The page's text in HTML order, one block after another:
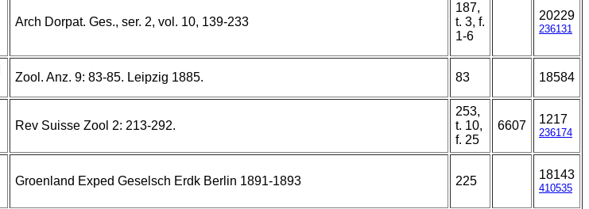
Arch Dorpat. Ges., ser. 2, vol. 10, 139-233
187,
t. 3, f.
1-6
20229
236131
Zool. Anz. 9: 83-85. Leipzig 1885. 83 18584
Rev Suisse Zool 2: 213-292.
253,
t. 10,
f. 25
6607 1217
236174
Groenland Exped Geselsch Erdk Berlin 1891-1893 225 18143
410535